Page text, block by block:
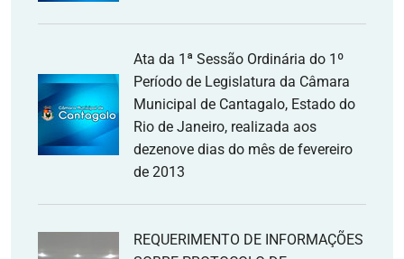
Ata da 1ª Sessão Ordinária do 1º
Período de Legislatura da Câmara
Municipal de Cantagalo, Estado do
Rio de Janeiro, realizada aos
dezenove dias do mês de fevereiro
de 2013
REQUERIMENTO DE INFORMAÇÕES